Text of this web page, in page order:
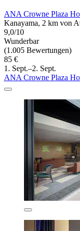
ANA Crowne Plaza
Kanayama, 2 km von
9,0/10
Wunderbar
(1.005 Bewertungen)
85 €
1. Sept.–2. Sept.
ANA Crowne Plaza